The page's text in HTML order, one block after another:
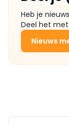
Heb je
Deel het
Nieuws